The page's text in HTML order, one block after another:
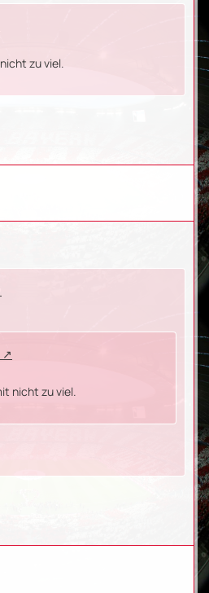
zu viel.
nicht zu viel.